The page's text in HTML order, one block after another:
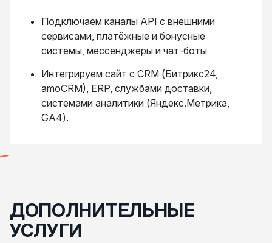
Подключаем каналы API с внешними
сервисами, платёжные и бонусные
системы, мессенджеры и чат-боты
Интегрируем сайт с CRM (Битрикс24,
amoCRM), ERP, службами доставки,
системами аналитики (Яндекс.Метрика,
GA4).
ДОПОЛНИТЕЛЬНЫЕ
УСЛУГИ